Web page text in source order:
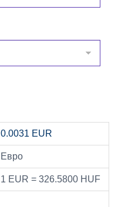
0.0031 EUR
Евро
1 EUR = 326.5800 HUF